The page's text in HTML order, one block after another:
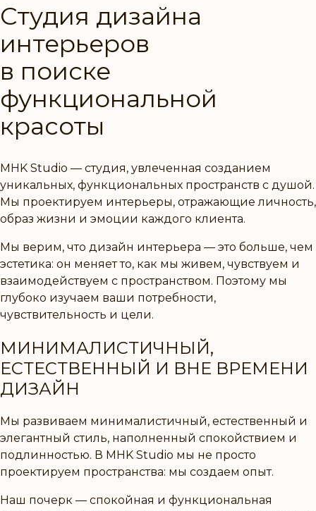
Студия дизайна
интерьеров
в поиске
функциональной
красоты
MHK Studio — студия, увлеченная созданием
уникальных, функциональных пространств с душой.
Мы проектируем интерьеры, отражающие личность,
образ жизни и эмоции каждого клиента.
Мы верим, что дизайн интерьера — это больше, чем
эстетика: он меняет то, как мы живем, чувствуем и
взаимодействуем с пространством. Поэтому мы
глубоко изучаем ваши потребности,
чувствительность и цели.
МИНИМАЛИСТИЧНЫЙ,
ЕСТЕСТВЕННЫЙ И ВНЕ ВРЕМЕНИ
ДИЗАЙН
Мы развиваем минималистичный, естественный и
элегантный стиль, наполненный спокойствием и
подлинностью. В MHK Studio мы не просто
проектируем пространства: мы создаем опыт.
Наш почерк — спокойная и функциональная